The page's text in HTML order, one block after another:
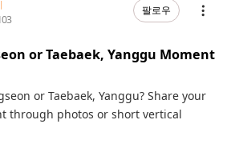
팔로우
or Taebaek, Yanggu Moment
or Taebaek, Yanggu? Share your
through photos or short vertical